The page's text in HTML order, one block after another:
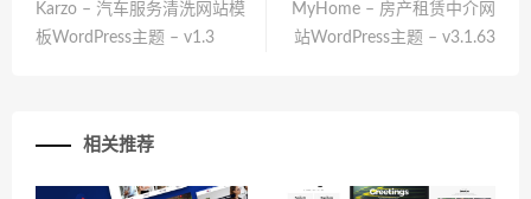
Karzo – 汽车服务清洗网站模
板WordPress主题 – v1.3
MyHome – 房产租赁中介网
站WordPress主题 – v3.1.63
相关推荐